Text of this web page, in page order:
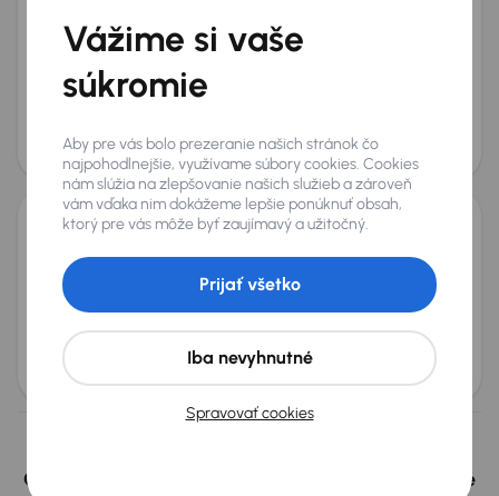
Renault Kadjar
77 447 km Benzín 1.2 TCe96 kW
Servisná knižka Kúpené nové v SR
+5 ďalších
od 32 € 9 300 €
2017103 559 km
Po prvom majiteľovi Servisná knižka
Mesačná splátka
od 27 €
Akciová cena na úver
Českej republike a v Polsku môžeme mať podobné
Vážime si vaše
súkromie
Aby pre vás bolo prezeranie našich stránok čo
najpohodlnejšie, využívame súbory cookies. Cookies
nám slúžia na zlepšovanie našich služieb a zároveň
vám vďaka nim dokážeme lepšie ponúknuť obsah,
ktorý pre vás môže byť zaujímavý a užitočný.
Spravovať cookies
Iba nevyhnutné
Prijať všetko